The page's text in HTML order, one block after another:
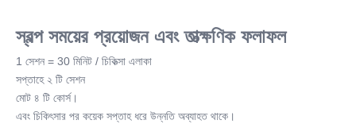
স্বল্প সময়ের প্রয়োজন এবং তাত্ক্ষণিক ফলাফল
1 সেশন = 30 মিনিট / চিকিত্সা এলাকা
সপ্তাহে ২ টি সেশন
মোট ৪ টি কোর্স।
এবং চিকিৎসার পর কয়েক সপ্তাহ ধরে উন্নতি অব্যাহত থাকে।